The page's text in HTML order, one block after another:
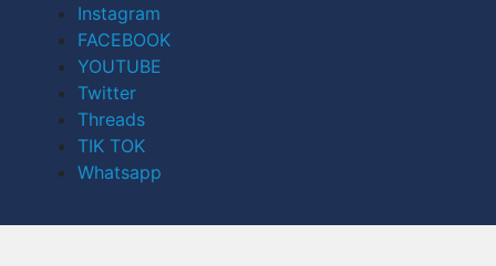
Instagram
FACEBOOK
YOUTUBE
Twitter
Threads
TIK TOK
Whatsapp